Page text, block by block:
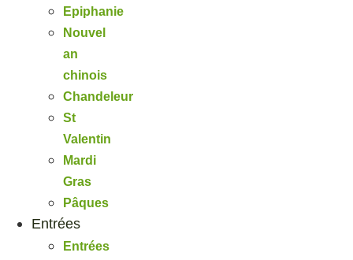
Epiphanie
Nouvel
an
chinois
Chandeleur
St
Valentin
Mardi
Gras
Pâques
Entrées
Entrées